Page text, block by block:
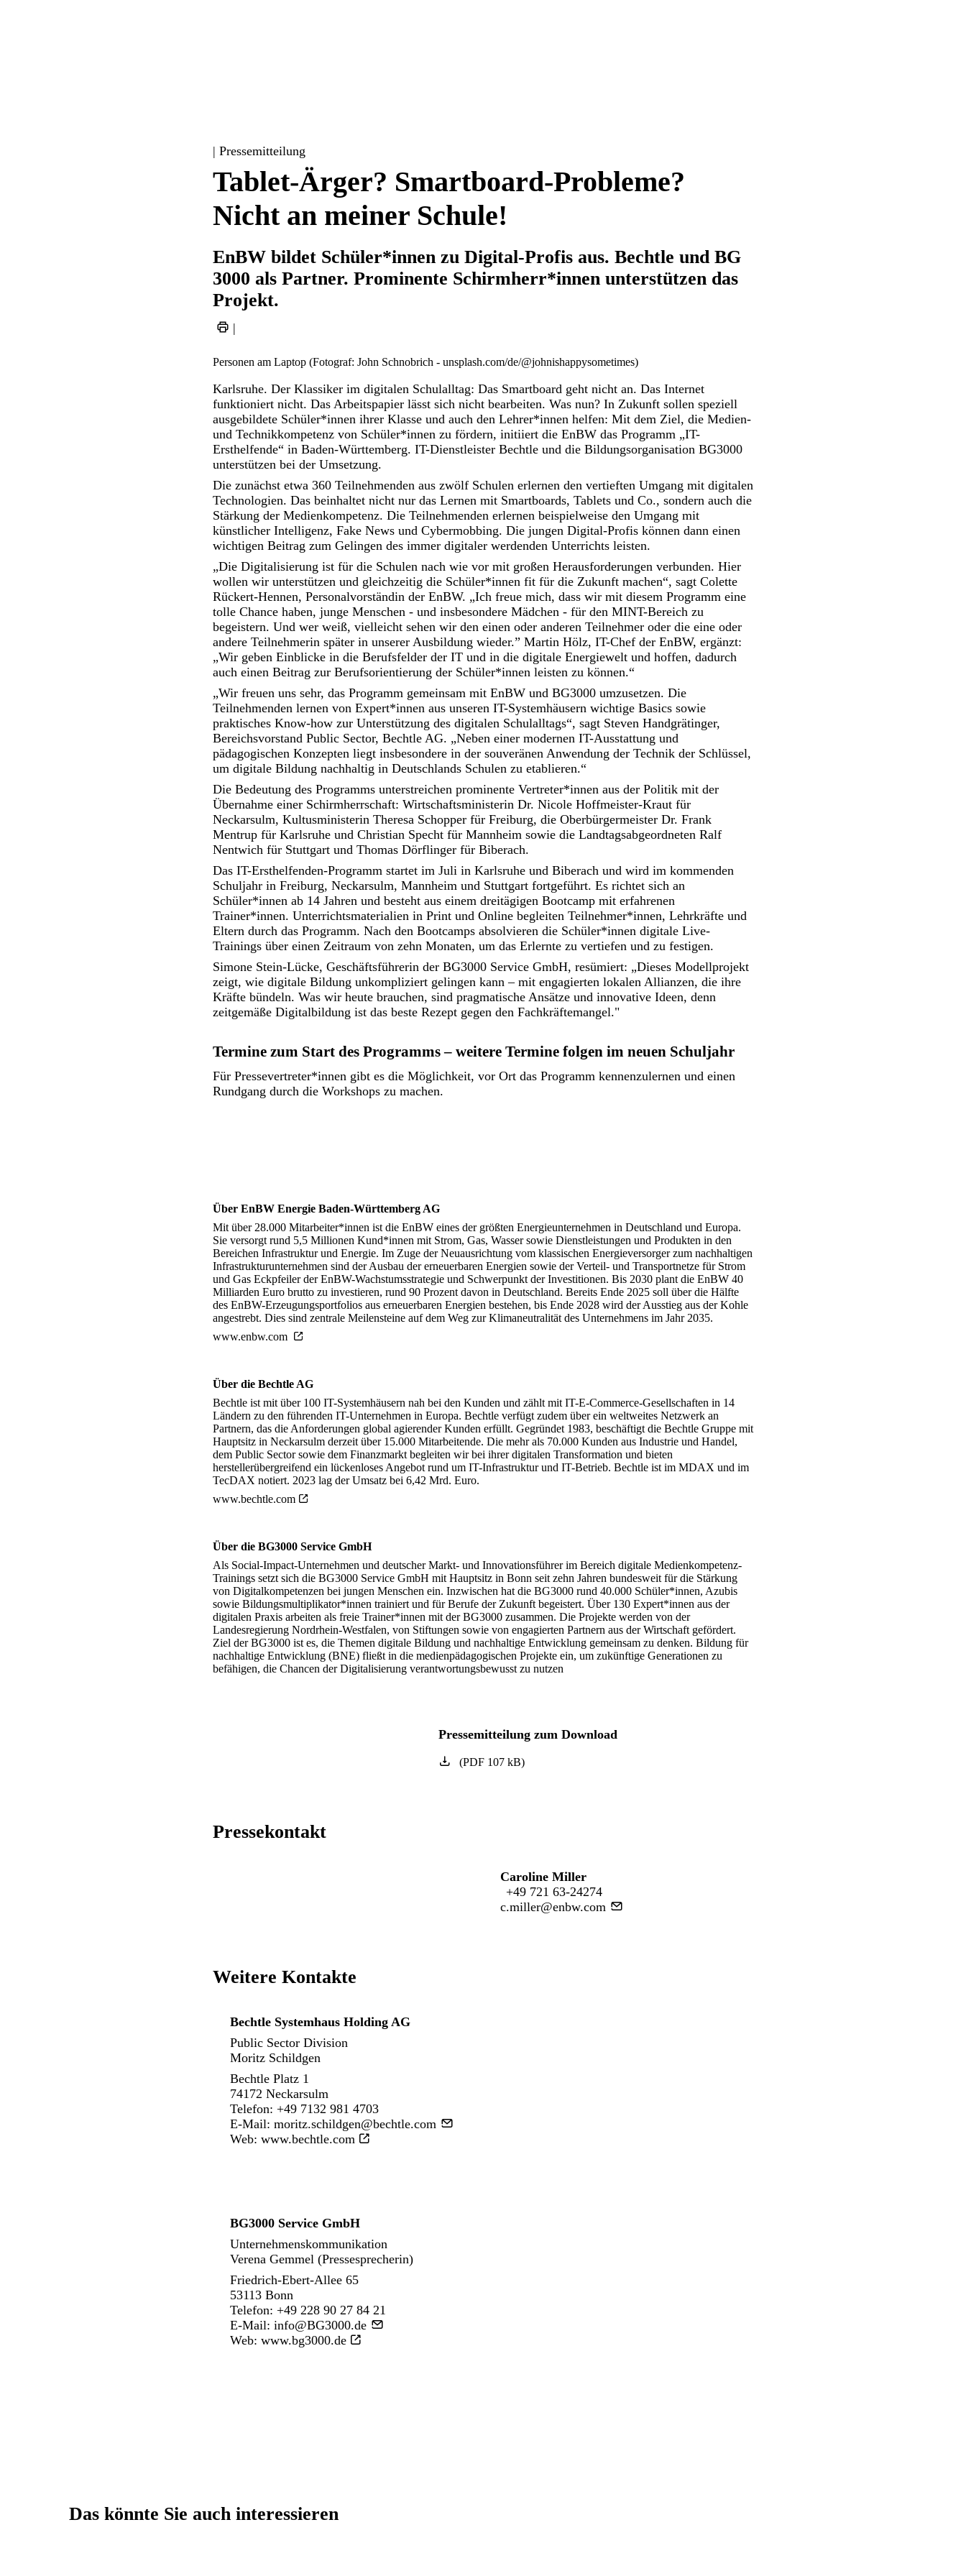
| Pressemitteilung
Tablet-Ärger? Smartboard-Probleme?
Nicht an meiner Schule!
EnBW bildet Schüler*innen zu Digital-Profis aus. Bechtle und BG
3000 als Partner. Prominente Schirmherr*innen unterstützen das
Projekt.
|
Personen am Laptop (Fotograf: John Schnobrich - unsplash.com/de/@johnishappysometimes)
Karlsruhe. Der Klassiker im digitalen Schulalltag: Das Smartboard geht nicht an. Das Internet
funktioniert nicht. Das Arbeitspapier lässt sich nicht bearbeiten. Was nun? In Zukunft sollen speziell
ausgebildete Schüler*innen ihrer Klasse und auch den Lehrer*innen helfen: Mit dem Ziel, die Medien-
und Technikkompetenz von Schüler*innen zu fördern, initiiert die EnBW das Programm „IT-
Ersthelfende“ in Baden-Württemberg. IT-Dienstleister Bechtle und die Bildungsorganisation BG3000
unterstützen bei der Umsetzung.
Die zunächst etwa 360 Teilnehmenden aus zwölf Schulen erlernen den vertieften Umgang mit digitalen
Technologien. Das beinhaltet nicht nur das Lernen mit Smartboards, Tablets und Co., sondern auch die
Stärkung der Medienkompetenz. Die Teilnehmenden erlernen beispielweise den Umgang mit
künstlicher Intelligenz, Fake News und Cybermobbing. Die jungen Digital-Profis können dann einen
wichtigen Beitrag zum Gelingen des immer digitaler werdenden Unterrichts leisten.
„Die Digitalisierung ist für die Schulen nach wie vor mit großen Herausforderungen verbunden. Hier
wollen wir unterstützen und gleichzeitig die Schüler*innen fit für die Zukunft machen“, sagt Colette
Rückert-Hennen, Personalvorständin der EnBW. „Ich freue mich, dass wir mit diesem Programm eine
tolle Chance haben, junge Menschen - und insbesondere Mädchen - für den MINT-Bereich zu
begeistern. Und wer weiß, vielleicht sehen wir den einen oder anderen Teilnehmer oder die eine oder
andere Teilnehmerin später in unserer Ausbildung wieder.” Martin Hölz, IT-Chef der EnBW, ergänzt:
„Wir geben Einblicke in die Berufsfelder der IT und in die digitale Energiewelt und hoffen, dadurch
auch einen Beitrag zur Berufsorientierung der Schüler*innen leisten zu können.“
„Wir freuen uns sehr, das Programm gemeinsam mit EnBW und BG3000 umzusetzen. Die
Teilnehmenden lernen von Expert*innen aus unseren IT-Systemhäusern wichtige Basics sowie
praktisches Know-how zur Unterstützung des digitalen Schulalltags“, sagt Steven Handgrätinger,
Bereichsvorstand Public Sector, Bechtle AG. „Neben einer modernen IT-Ausstattung und
pädagogischen Konzepten liegt insbesondere in der souveränen Anwendung der Technik der Schlüssel,
um digitale Bildung nachhaltig in Deutschlands Schulen zu etablieren.“
Die Bedeutung des Programms unterstreichen prominente Vertreter*innen aus der Politik mit der
Übernahme einer Schirmherrschaft: Wirtschaftsministerin Dr. Nicole Hoffmeister-Kraut für
Neckarsulm, Kultusministerin Theresa Schopper für Freiburg, die Oberbürgermeister Dr. Frank
Mentrup für Karlsruhe und Christian Specht für Mannheim sowie die Landtagsabgeordneten Ralf
Nentwich für Stuttgart und Thomas Dörflinger für Biberach.
Das IT-Ersthelfenden-Programm startet im Juli in Karlsruhe und Biberach und wird im kommenden
Schuljahr in Freiburg, Neckarsulm, Mannheim und Stuttgart fortgeführt. Es richtet sich an
Schüler*innen ab 14 Jahren und besteht aus einem dreitägigen Bootcamp mit erfahrenen
Trainer*innen. Unterrichtsmaterialien in Print und Online begleiten Teilnehmer*innen, Lehrkräfte und
Eltern durch das Programm. Nach den Bootcamps absolvieren die Schüler*innen digitale Live-
Trainings über einen Zeitraum von zehn Monaten, um das Erlernte zu vertiefen und zu festigen.
Simone Stein-Lücke, Geschäftsführerin der BG3000 Service GmbH, resümiert: „Dieses Modellprojekt
zeigt, wie digitale Bildung unkompliziert gelingen kann – mit engagierten lokalen Allianzen, die ihre
Kräfte bündeln. Was wir heute brauchen, sind pragmatische Ansätze und innovative Ideen, denn
zeitgemäße Digitalbildung ist das beste Rezept gegen den Fachkräftemangel."
Termine zum Start des Programms – weitere Termine folgen im neuen Schuljahr
Für Pressevertreter*innen gibt es die Möglichkeit, vor Ort das Programm kennenzulernen und einen
Rundgang durch die Workshops zu machen.
Über EnBW Energie Baden-Württemberg AG
Mit über 28.000 Mitarbeiter*innen ist die EnBW eines der größten Energieunternehmen in Deutschland und Europa.
Sie versorgt rund 5,5 Millionen Kund*innen mit Strom, Gas, Wasser sowie Dienstleistungen und Produkten in den
Bereichen Infrastruktur und Energie. Im Zuge der Neuausrichtung vom klassischen Energieversorger zum nachhaltigen
Infrastrukturunternehmen sind der Ausbau der erneuerbaren Energien sowie der Verteil- und Transportnetze für Strom
und Gas Eckpfeiler der EnBW-Wachstumsstrategie und Schwerpunkt der Investitionen. Bis 2030 plant die EnBW 40
Milliarden Euro brutto zu investieren, rund 90 Prozent davon in Deutschland. Bereits Ende 2025 soll über die Hälfte
des EnBW-Erzeugungsportfolios aus erneuerbaren Energien bestehen, bis Ende 2028 wird der Ausstieg aus der Kohle
angestrebt. Dies sind zentrale Meilensteine auf dem Weg zur Klimaneutralität des Unternehmens im Jahr 2035.
www.enbw.com
Über die Bechtle AG
Bechtle ist mit über 100 IT-Systemhäusern nah bei den Kunden und zählt mit IT-E-Commerce-Gesellschaften in 14
Ländern zu den führenden IT-Unternehmen in Europa. Bechtle verfügt zudem über ein weltweites Netzwerk an
Partnern, das die Anforderungen global agierender Kunden erfüllt. Gegründet 1983, beschäftigt die Bechtle Gruppe mit
Hauptsitz in Neckarsulm derzeit über 15.000 Mitarbeitende. Die mehr als 70.000 Kunden aus Industrie und Handel,
dem Public Sector sowie dem Finanzmarkt begleiten wir bei ihrer digitalen Transformation und bieten
herstellerübergreifend ein lückenloses Angebot rund um IT-Infrastruktur und IT-Betrieb. Bechtle ist im MDAX und im
TecDAX notiert. 2023 lag der Umsatz bei 6,42 Mrd. Euro.
www.bechtle.com
Über die BG3000 Service GmbH
Als Social-Impact-Unternehmen und deutscher Markt- und Innovationsführer im Bereich digitale Medienkompetenz-
Trainings setzt sich die BG3000 Service GmbH mit Hauptsitz in Bonn seit zehn Jahren bundesweit für die Stärkung
von Digitalkompetenzen bei jungen Menschen ein. Inzwischen hat die BG3000 rund 40.000 Schüler*innen, Azubis
sowie Bildungsmultiplikator*innen trainiert und für Berufe der Zukunft begeistert. Über 130 Expert*innen aus der
digitalen Praxis arbeiten als freie Trainer*innen mit der BG3000 zusammen. Die Projekte werden von der
Landesregierung Nordrhein-Westfalen, von Stiftungen sowie von engagierten Partnern aus der Wirtschaft gefördert.
Ziel der BG3000 ist es, die Themen digitale Bildung und nachhaltige Entwicklung gemeinsam zu denken. Bildung für
nachhaltige Entwicklung (BNE) fließt in die medienpädagogischen Projekte ein, um zukünftige Generationen zu
befähigen, die Chancen der Digitalisierung verantwortungsbewusst zu nutzen
Pressemitteilung zum Download
(PDF107 kB)
Pressekontakt
Caroline Miller
+49 721 63-24274
c.miller@enbw.com
Weitere Kontakte
Bechtle Systemhaus Holding AG
Public Sector Division
Moritz Schildgen
Bechtle Platz 1
74172 Neckarsulm
Telefon: +49 7132 981 4703
E-Mail: moritz.schildgen@bechtle.com
Web: www.bechtle.com
BG3000 Service GmbH
Unternehmenskommunikation
Verena Gemmel (Pressesprecherin)
Friedrich-Ebert-Allee 65
53113 Bonn
Telefon: +49 228 90 27 84 21
E-Mail: info@BG3000.de
Web: www.bg3000.de
Das könnte Sie auch interessieren